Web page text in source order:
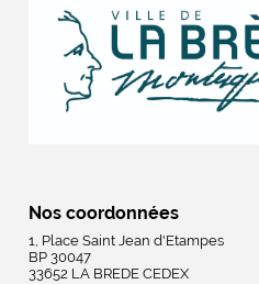
Nos coordonnées
1, Place Saint Jean d'Etampes
BP 30047
33652 LA BREDE CEDEX